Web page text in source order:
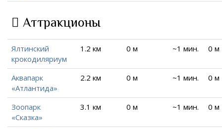
Аттракционы
Ялтинский
крокодиляриум
1.2 км 0 м ~1 мин. 0 м
Аквапарк
«Атлантида»
2.2 км 0 м ~1 мин. 0 м
Зоопарк
«Сказка»
3.1 км 0 м ~1 мин. 0 м